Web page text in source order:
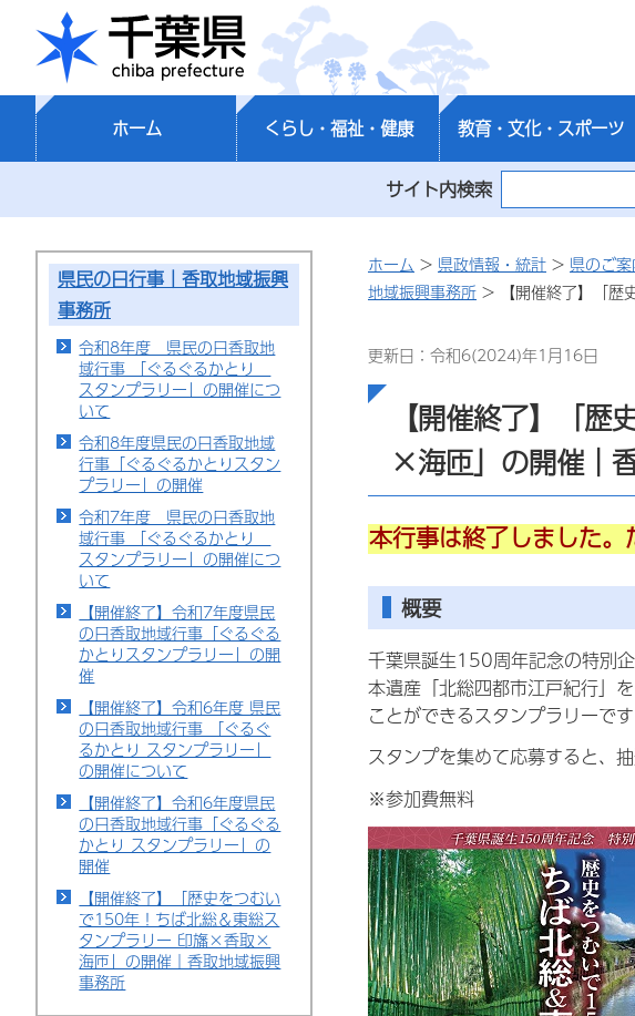
千葉県
ホーム くらし・福祉・健康 教育・文化・スポーツ
サイト内検索
県民の日行事｜香取地域振興
事務所
令和8年度 県民の日香取地
域行事 「ぐるぐるかとり
スタンプラリー」の開催につ
いて
令和8年度県民の日香取地域
行事「ぐるぐるかとりスタン
プラリー」の開催
令和7年度 県民の日香取地
域行事 「ぐるぐるかとり
スタンプラリー」の開催につ
いて
【開催終了】令和7年度県民
の日香取地域行事「ぐるぐる
かとりスタンプラリー」の開
催
【開催終了】令和6年度 県民
の日香取地域行事 「ぐるぐ
るかとり スタンプラリー」
の開催について
【開催終了】令和6年度県民
の日香取地域行事「ぐるぐる
かとり スタンプラリー」の
開催
【開催終了】「歴史をつむい
で150年！ちば北総＆東総ス
タンプラリー 印旛×香取×
海匝」の開催｜香取地域振興
事務所
ホーム > 県政情報・統計 > 県のご
地域振興事務所 > 【開催終了】「歴
更新日：令和6(2024)年1月16日
【開催終了】「
×海匝」の開催｜
本行事は終了しました。
概要
千葉県誕生150周年記念の特別
本遺産「北総四都市江戸紀行」
ことができるスタンプラリーです
スタンプを集めて応募すると、
※参加費無料